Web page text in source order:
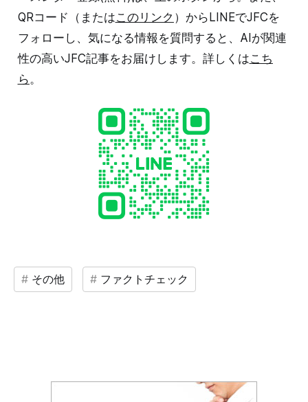
QRコード（またはこのリンク ）からLINEでJFCを
フォローし、気になる情報を質問すると、AIが関連
性の高いJFC記事をお届けします。詳しくはこち
ら 。
その他 ファクトチェック